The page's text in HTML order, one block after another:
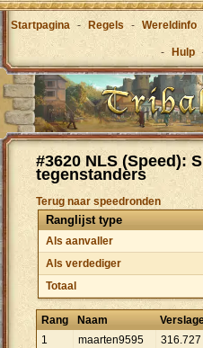
Startpagina - Regels - Wereldinfo
- Hulp
#3620 NLS (Speed):
tegenstanders
Terug naar speedronden
Ranglijst type
Als aanvaller
Als verdediger
Totaal
Rang Naam
1
maarten9595 316.727